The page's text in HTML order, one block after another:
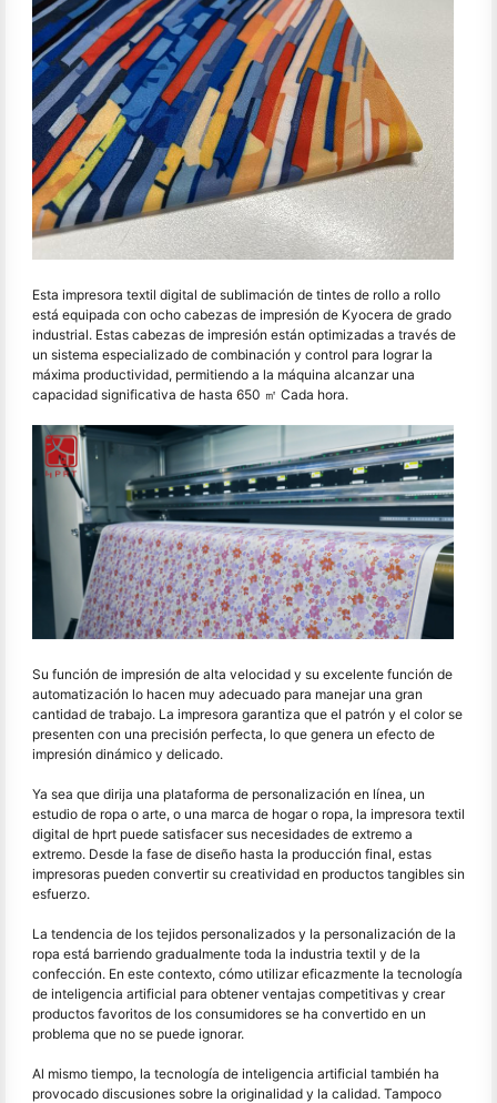
Esta impresora textil digital de sublimación de tintes de rollo a rollo
está equipada con ocho cabezas de impresión de Kyocera de grado
industrial. Estas cabezas de impresión están optimizadas a través de
un sistema especializado de combinación y control para lograr la
máxima productividad, permitiendo a la máquina alcanzar una
capacidad significativa de hasta 650 ㎡ Cada hora.
Su función de impresión de alta velocidad y su excelente función de
automatización lo hacen muy adecuado para manejar una gran
cantidad de trabajo. La impresora garantiza que el patrón y el color se
presenten con una precisión perfecta, lo que genera un efecto de
impresión dinámico y delicado.
Ya sea que dirija una plataforma de personalización en línea, un
estudio de ropa o arte, o una marca de hogar o ropa, la impresora textil
digital de hprt puede satisfacer sus necesidades de extremo a
extremo. Desde la fase de diseño hasta la producción final, estas
impresoras pueden convertir su creatividad en productos tangibles sin
esfuerzo.
La tendencia de los tejidos personalizados y la personalización de la
ropa está barriendo gradualmente toda la industria textil y de la
confección. En este contexto, cómo utilizar eficazmente la tecnología
de inteligencia artificial para obtener ventajas competitivas y crear
productos favoritos de los consumidores se ha convertido en un
problema que no se puede ignorar.
Al mismo tiempo, la tecnología de inteligencia artificial también ha
provocado discusiones sobre la originalidad y la calidad. Tampoco